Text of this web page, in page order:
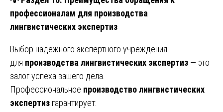
профессионалам для производства
лингвистических экспертиз
Выбор надежного экспертного учреждения
для производства лингвистических экспертиз — это
залог успеха вашего дела.
Профессиональное производство лингвистических
экспертиз гарантирует: